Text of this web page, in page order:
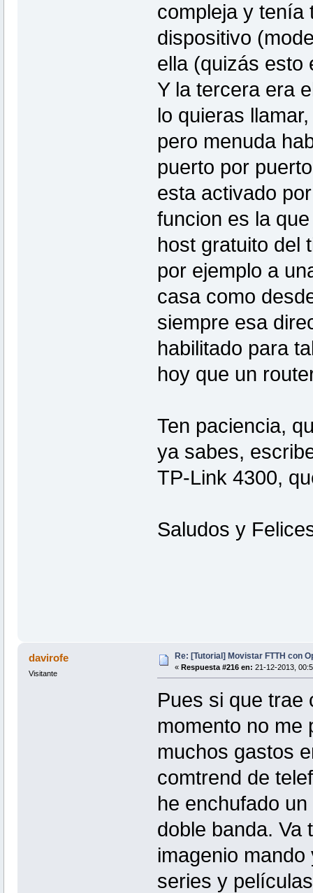
compleja y tenía
dispositivo
ella (quizás esto
Y la tercera era
lo quieras
pero menuda
puerto por
esta activado
funcion es la
host gratuito del
por ejemplo a
casa como
siempre esa
habilitado para
hoy que un
Ten paciencia,
ya sabes,
TP-Link 4300,
Saludos y
davirofe
Visitante
Re: [Tutorial] Movistar FTTH con
« Respuesta #216 en: 21-12-2013,
Pues si que trae
momento no me
muchos gastos
comtrend de
he enchufado
doble banda. Va
imagenio
series y